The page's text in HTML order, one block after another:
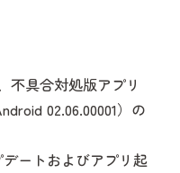
不具合対処版アプリ
02.06.00001）の
ートおよびアプリ起